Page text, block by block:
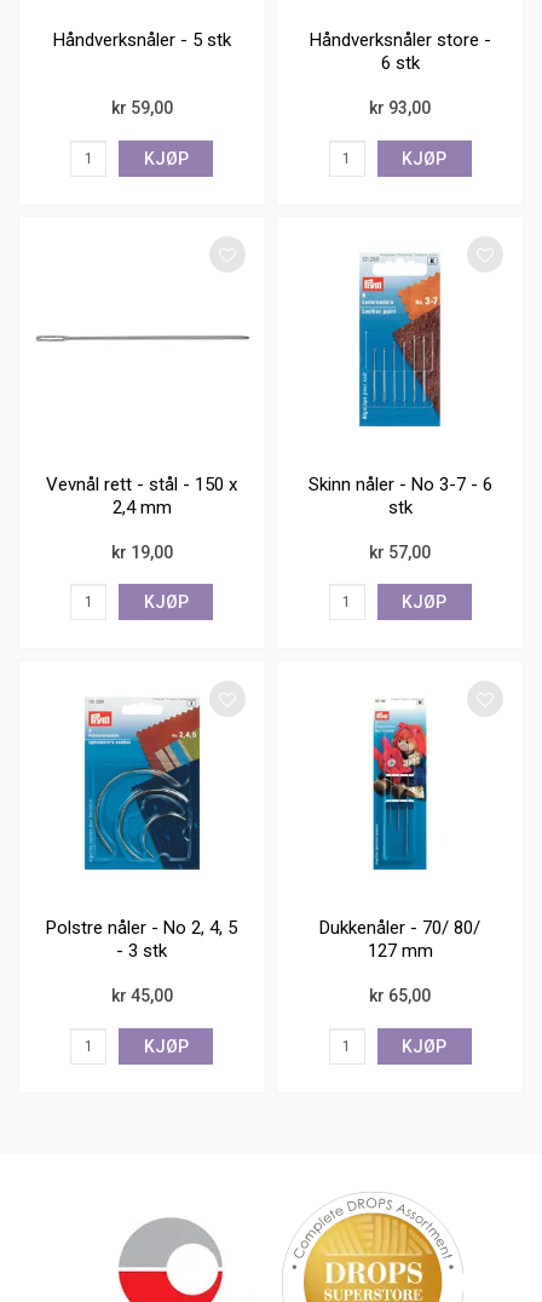
Håndverksnåler - 5 stk
kr 59,00
KJØP
Håndverksnåler store -
6 stk
kr 93,00
KJØP
Vevnål rett - stål - 150 x
2,4 mm
kr 19,00
KJØP
Skinn nåler - No 3-7 - 6
stk
kr 57,00
KJØP
Polstre nåler - No 2, 4, 5
- 3 stk
kr 45,00
KJØP
Dukkenåler - 70/ 80/
127 mm
kr 65,00
KJØP